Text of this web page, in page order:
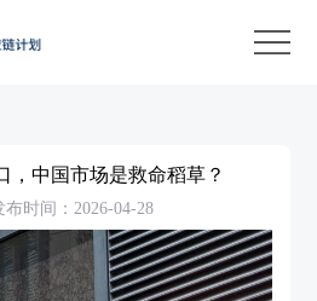
，中国市场是救命稻草？
布时间：2026-04-28